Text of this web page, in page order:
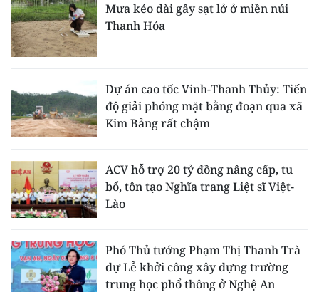
中文
FRANÇAIS
ESPAÑOL
Mưa kéo dài gây sạt lở ở miền núi
Thanh Hóa
Dự án cao tốc Vinh-Thanh Thủy: Tiến
độ giải phóng mặt bằng đoạn qua xã
Kim Bảng rất chậm
ACV hỗ trợ 20 tỷ đồng nâng cấp, tu
bổ, tôn tạo Nghĩa trang Liệt sĩ Việt-
Lào
Phó Thủ tướng Phạm Thị Thanh Trà
dự Lễ khởi công xây dựng trường
trung học phổ thông ở Nghệ An